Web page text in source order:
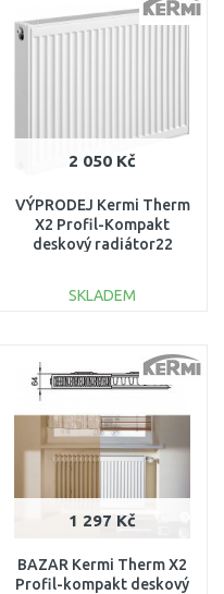
2 050 Kč
VÝPRODEJ Kermi Therm
X2 Profil-Kompakt
deskový radiátor22
SKLADEM
Porovnat
1 297 Kč
BAZAR Kermi Therm X2
Profil-kompakt deskový